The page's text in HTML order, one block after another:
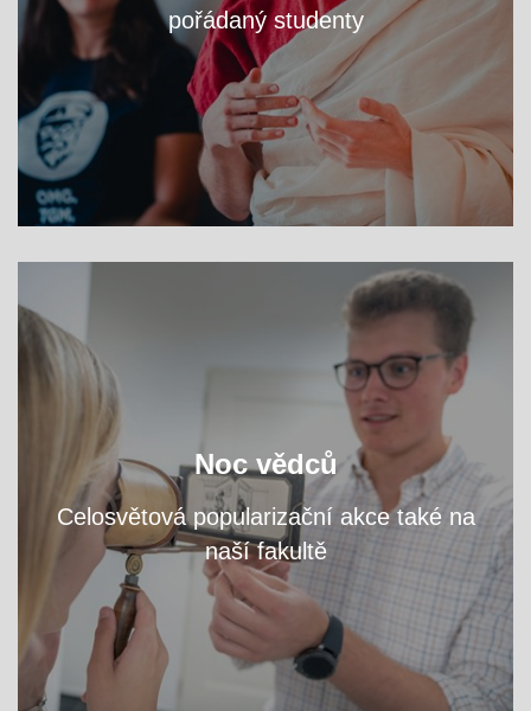
pořádaný studenty
VÍCE
Noc vědců
Celosvětová popularizační akce také na
naší fakultě
Navštivte fakultní areál a
zjistěte na workshopech
přednáškách, čím se tu zabýváme.
VÍCE